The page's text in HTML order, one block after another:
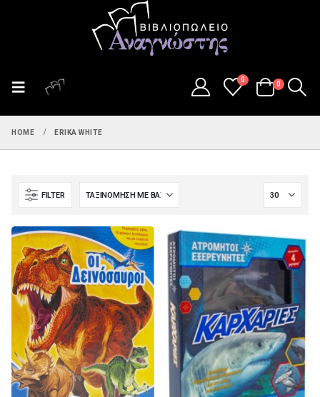
0
0
HOME ERIKA WHITE
FILTER